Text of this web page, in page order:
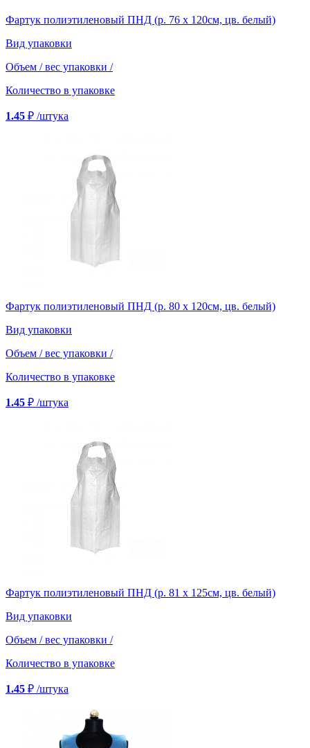
Фартук полиэтиленовый ПНД (р. 76 х 120см, цв. белый)
Вид упаковки
Объем / вес упаковки /
Количество в упаковке
1.45 ₽ /штука
Фартук полиэтиленовый ПНД (р. 80 х 120см, цв. белый)
Вид упаковки
Объем / вес упаковки /
Количество в упаковке
1.45 ₽ /штука
Фартук полиэтиленовый ПНД (р. 81 х 125см, цв. белый)
Вид упаковки
Объем / вес упаковки /
Количество в упаковке
1.45 ₽ /штука